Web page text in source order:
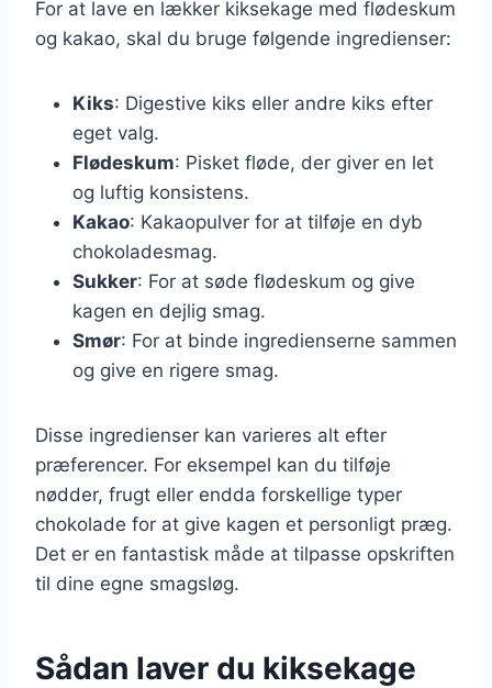
For at lave en lækker kiksekage med flødeskum
og kakao, skal du bruge følgende ingredienser:
Kiks: Digestive kiks eller andre kiks efter
eget valg.
Flødeskum: Pisket fløde, der giver en let
og luftig konsistens.
Kakao: Kakaopulver for at tilføje en dyb
chokoladesmag.
Sukker: For at søde flødeskum og give
kagen en dejlig smag.
Smør: For at binde ingredienserne sammen
og give en rigere smag.
Disse ingredienser kan varieres alt efter
præferencer. For eksempel kan du tilføje
nødder, frugt eller endda forskellige typer
chokolade for at give kagen et personligt præg.
Det er en fantastisk måde at tilpasse opskriften
til dine egne smagsløg.
Sådan laver du kiksekage